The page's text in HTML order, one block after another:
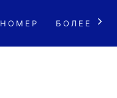
БОЛЕЕ